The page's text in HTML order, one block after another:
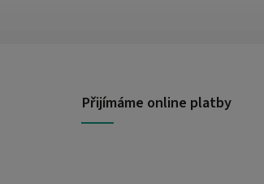
Přijímáme online platby